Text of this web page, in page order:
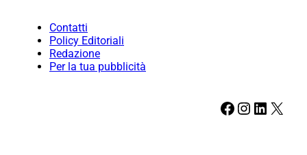
Contatti
Policy Editoriali
Redazione
Per la tua pubblicità
Facebook Instagram LinkedIn X